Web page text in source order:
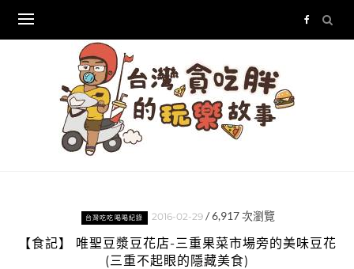
content
台灣吃吃喝喝紀錄 2016-02-29 /6,917次瀏覽
【食記】 唯聖豆漿豆花店-三重果菜市場旁的美味豆花
(三重不起眼的隱藏美食)